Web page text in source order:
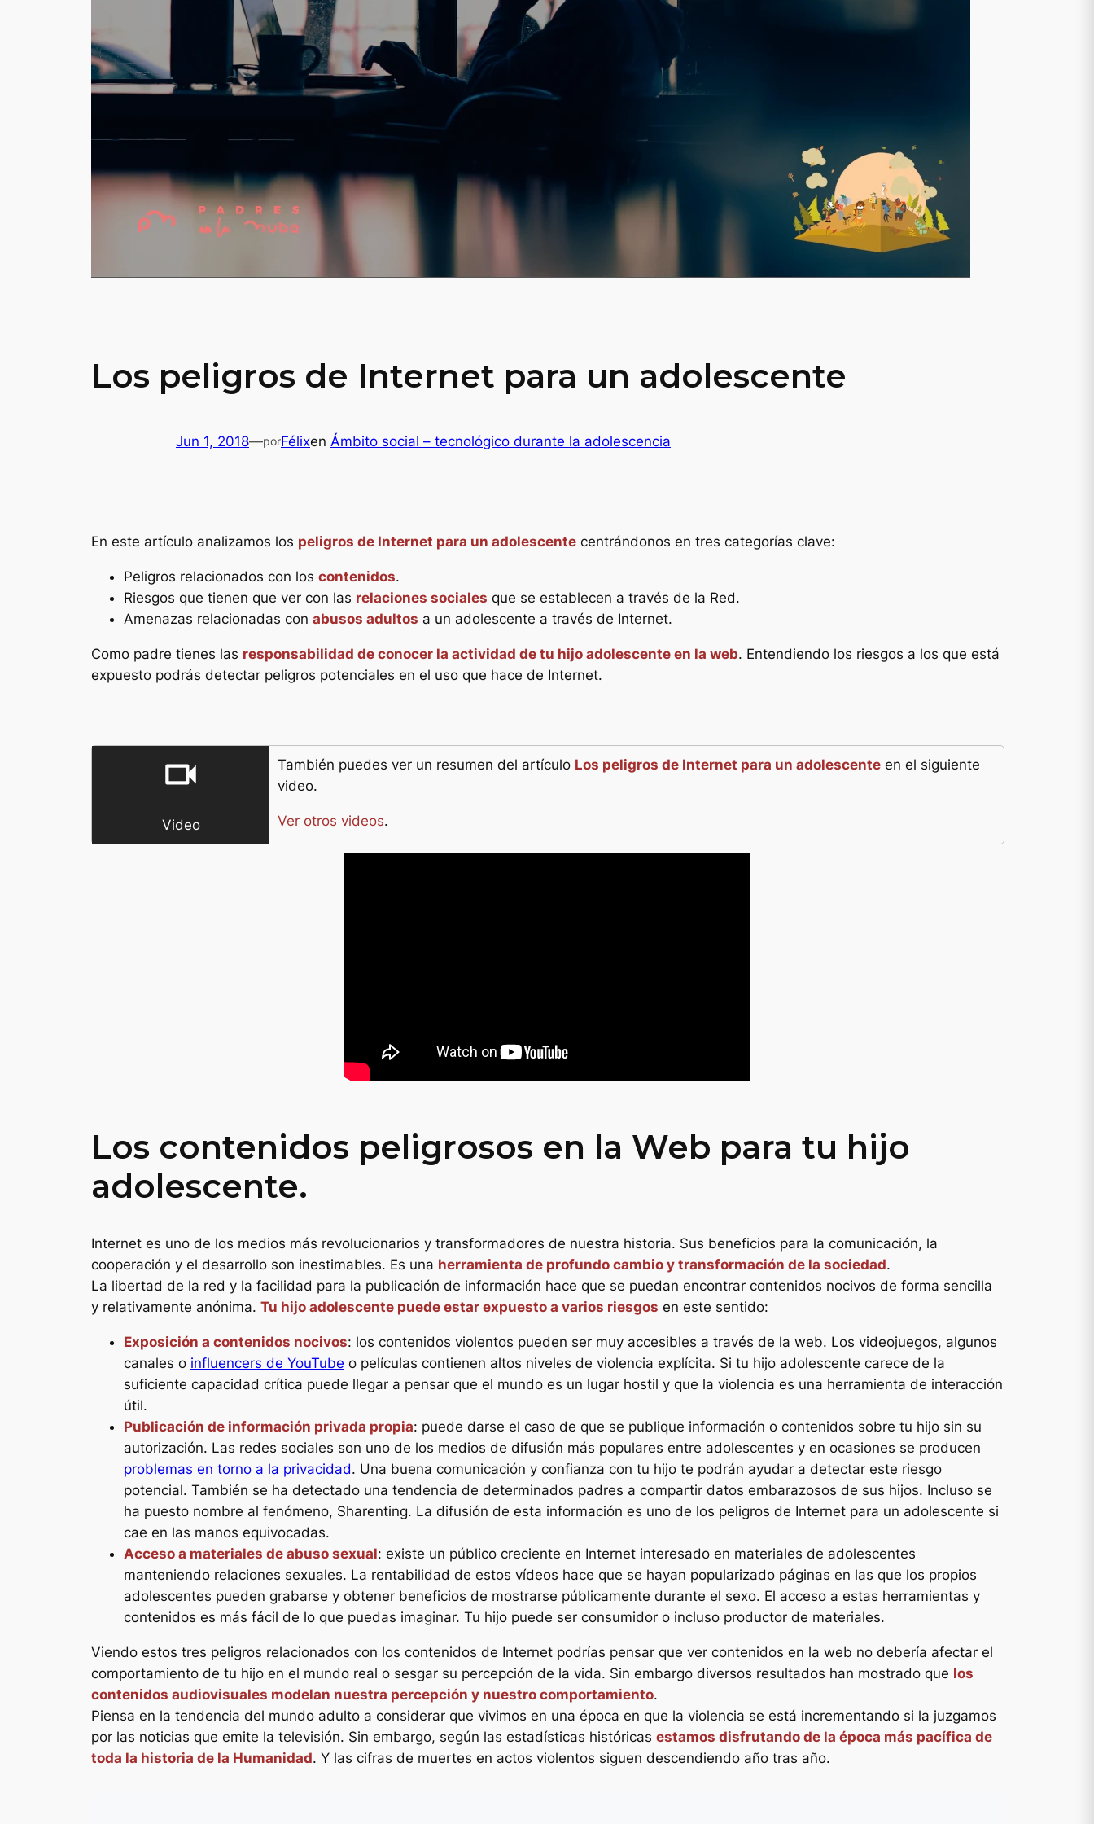
Los peligros de Internet para un adolescente
Jun 1, 2018—porFélixen Ámbito social – tecnológico durante la adolescencia
En este artículo analizamos los peligros de Internet para un adolescente centrándonos en tres categorías clave:
Peligros relacionados con los contenidos.
Riesgos que tienen que ver con las relaciones sociales que se establecen a través de la Red.
Amenazas relacionadas con abusos adultos a un adolescente a través de Internet.
Como padre tienes las responsabilidad de conocer la actividad de tu hijo adolescente en la web. Entendiendo los riesgos a los que está
expuesto podrás detectar peligros potenciales en el uso que hace de Internet.
videocam
Video
También puedes ver un resumen del artículo Los peligros de Internet para un adolescente en el siguiente
video.
Ver otros videos.
Los contenidos peligrosos en la Web para tu hijo
adolescente.
Internet es uno de los medios más revolucionarios y transformadores de nuestra historia. Sus beneficios para la comunicación, la
cooperación y el desarrollo son inestimables. Es una herramienta de profundo cambio y transformación de la sociedad.
La libertad de la red y la facilidad para la publicación de información hace que se puedan encontrar contenidos nocivos de forma sencilla
y relativamente anónima. Tu hijo adolescente puede estar expuesto a varios riesgos en este sentido:
Exposición a contenidos nocivos: los contenidos violentos pueden ser muy accesibles a través de la web. Los videojuegos, algunos
canales o influencers de YouTube o películas contienen altos niveles de violencia explícita. Si tu hijo adolescente carece de la
suficiente capacidad crítica puede llegar a pensar que el mundo es un lugar hostil y que la violencia es una herramienta de interacción
útil.
Publicación de información privada propia: puede darse el caso de que se publique información o contenidos sobre tu hijo sin su
autorización. Las redes sociales son uno de los medios de difusión más populares entre adolescentes y en ocasiones se producen
problemas en torno a la privacidad. Una buena comunicación y confianza con tu hijo te podrán ayudar a detectar este riesgo
potencial. También se ha detectado una tendencia de determinados padres a compartir datos embarazosos de sus hijos. Incluso se
ha puesto nombre al fenómeno, Sharenting. La difusión de esta información es uno de los peligros de Internet para un adolescente si
cae en las manos equivocadas.
Acceso a materiales de abuso sexual: existe un público creciente en Internet interesado en materiales de adolescentes
manteniendo relaciones sexuales. La rentabilidad de estos vídeos hace que se hayan popularizado páginas en las que los propios
adolescentes pueden grabarse y obtener beneficios de mostrarse públicamente durante el sexo. El acceso a estas herramientas y
contenidos es más fácil de lo que puedas imaginar. Tu hijo puede ser consumidor o incluso productor de materiales.
Viendo estos tres peligros relacionados con los contenidos de Internet podrías pensar que ver contenidos en la web no debería afectar el
comportamiento de tu hijo en el mundo real o sesgar su percepción de la vida. Sin embargo diversos resultados han mostrado que los
contenidos audiovisuales modelan nuestra percepción y nuestro comportamiento.
Piensa en la tendencia del mundo adulto a considerar que vivimos en una época en que la violencia se está incrementando si la juzgamos
por las noticias que emite la televisión. Sin embargo, según las estadísticas históricas estamos disfrutando de la época más pacífica de
toda la historia de la Humanidad. Y las cifras de muertes en actos violentos siguen descendiendo año tras año.